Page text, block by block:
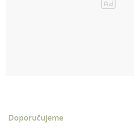
Doporučujeme